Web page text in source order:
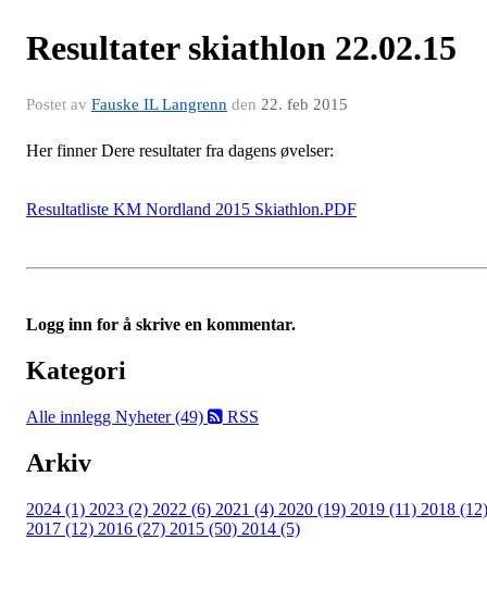
Resultater skiathlon 22.02.15
Postet av Fauske IL Langrenn den 22. feb 2015
Her finner Dere resultater fra dagens øvelser:
Resultatliste KM Nordland 2015 Skiathlon.PDF
Logg inn for å skrive en kommentar.
Kategori
Alle innlegg Nyheter (49) RSS
Arkiv
2024 (1) 2023 (2) 2022 (6) 2021 (4) 2020 (19) 2019 (11) 2018 (12)
2017 (12) 2016 (27) 2015 (50) 2014 (5)